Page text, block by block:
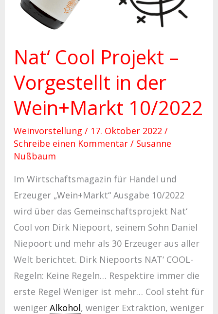
Nat‘ Cool Projekt –
Vorgestellt in der
Wein+Markt 10/2022
Weinvorstellung / 17. Oktober 2022 /
Schreibe einen Kommentar / Susanne
Nußbaum
Im Wirtschaftsmagazin für Handel und
Erzeuger „Wein+Markt“ Ausgabe 10/2022
wird über das Gemeinschaftsprojekt Nat‘
Cool von Dirk Niepoort, seinem Sohn Daniel
Niepoort und mehr als 30 Erzeuger aus aller
Welt berichtet. Dirk Niepoorts NAT‘ COOL-
Regeln: Keine Regeln… Respektire immer die
erste Regel Weniger ist mehr… Cool steht für
weniger Alkohol, weniger Extraktion, weniger
10/2022